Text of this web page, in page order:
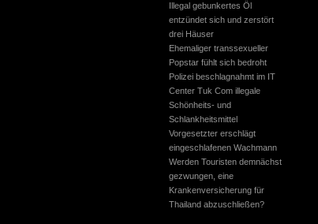
Illegal gebunkertes Öl
entzündet sich und zerstört
drei Häuser
Ehemaliger transsexueller
Popstar fühlt sich bedroht
Polizei beschlagnahmt im IT
Center Tuk Com illegale
Schönheits- und
Schlankheitsmittel
Vorgesetzter erschlägt
eingeschlafenen Wachmann
Werden Touristen demnächst
gezwungen, eine
Krankenversicherung für
Thailand abzuschließen?